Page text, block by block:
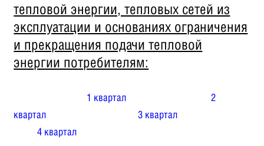
тепловой энергии, тепловых сетей из
эксплуатации и основаниях ограничения
и прекращения подачи тепловой
энергии потребителям:
1 квартал
2
квартал
3 квартал
4 квартал